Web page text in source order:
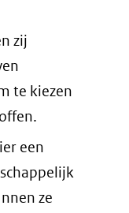
zij
te kiezen
een
ze